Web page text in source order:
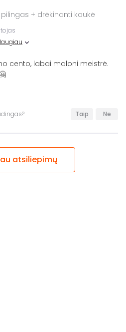
+ drėkinanti kaukė
cento, labai maloni meistrė.
Taip Ne
atsiliepimų